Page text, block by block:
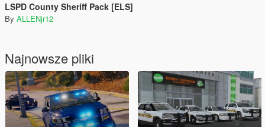
LSPD County Sheriff Pack [ELS]
By ALLENjr12
Najnowsze pliki